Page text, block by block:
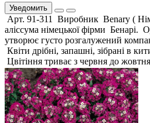
Уведомить
Арт. 91-311 Виробник Benary (
аліссума німецької фірми Бенарі.
утворює густо розгалужений
Квіти дрібні, запашні, зібрані в
Цвітіння триває з червня до